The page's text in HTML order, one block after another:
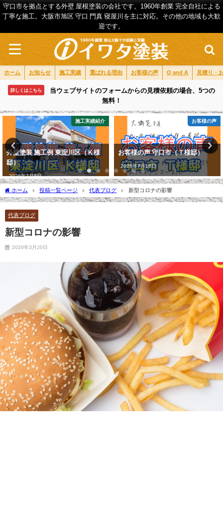
守口市を拠点とする外壁 屋根塗装の会社です。1960年創業 完全自社による
丁寧な施工。大阪市旭区 守口 門真 寝屋川を主に対応。その他の地域も大歓
迎です。
ホーム お知らせ 施工実績 選ばれる理由 お客様の声 Q and A 見積り・
詳しくはこちら
当ウェブサイトのフォームからの見積依頼の場合、5つの
無料！
施工実績紹介
外壁塗装 施工例 東淀川区（Ｋ様
邸）
2026年7月8日
お客様の声
お客様の声 守口市（Ｔ様邸）
2026年7月18日
ホーム 投稿一覧ページ 代表ブログ 新型コロナの影響
代表ブログ
新型コロナの影響
2020年3月20日